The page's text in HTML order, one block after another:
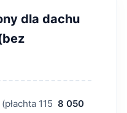
dla dachu
115 8 050